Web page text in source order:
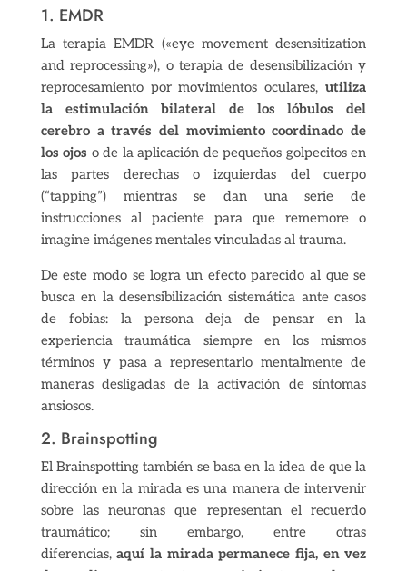
1. EMDR
La terapia EMDR («eye movement desensitization
and reprocessing»), o terapia de desensibilización y
reprocesamiento por movimientos oculares,utiliza
la estimulación bilateral de los lóbulos del
cerebro a través del movimiento coordinado de
los ojos o de la aplicación de pequeños golpecitos en
las partes derechas o izquierdas del cuerpo
(“tapping”) mientras se dan una serie de
instrucciones al paciente para que rememore o
imagine imágenes mentales vinculadas al trauma.
De este modo se logra un efecto parecido al que se
busca en la desensibilización sistemática ante casos
de fobias: la persona deja de pensar en la
experiencia traumática siempre en los mismos
términos y pasa a representarlo mentalmente de
maneras desligadas de la activación de síntomas
ansiosos.
2. Brainspotting
El Brainspotting también se basa en la idea de que la
dirección en la mirada es una manera de intervenir
sobre las neuronas que representan el recuerdo
traumático; sin embargo, entre otras
diferencias,aquí la mirada permanece fija, en vez